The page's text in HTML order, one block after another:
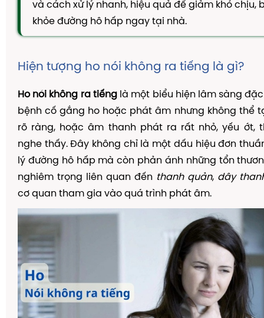
TAM THẤT MẬT ONG
CAO DÂY THÌA CANH
KIẾN THỨC
Kiến Thức Về Ho
Kiến Thức Về Dạ Dày
Kiến Thức Về Đại Tràng
Kiến Thức Về Hà Thủ Ô
Kiến Thức Về Tam Thất
Kiến Thức Về Tiểu Đường
Kiến Thức Về Dầu Gội Thảo Dược
Kiến Thức Về Máy Lọc Không Khí
Nấm Lưỡi
và cách xử lý nhanh, hiệu quả để giảm khó chịu,
khỏe đường hô hấp ngay tại nhà.
Hiện tượng ho nói không ra tiếng là gì?
Ho nói không ra tiếnglà một biểu hiện lâm sàng
bệnh cố gắng ho hoặc phát âm nhưng không thể
rõ ràng, hoặc âm thanh phát ra rất nhỏ, yếu ớt,
nghe thấy. Đây không chỉ là một dấu hiệu đơn
lý đường hô hấp mà còn phản ánh những tổn
nghiêm trọng liên quan đến thanh quản, dây
cơ quan tham gia vào quá trình phát âm.